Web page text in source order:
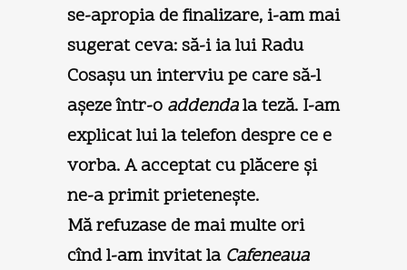
se-apropia de finalizare, i-am mai
sugerat ceva: să-i ia lui Radu
Cosaşu un interviu pe care să-l
aşeze într-o addendala teză. I-am
explicat lui la telefon despre ce e
vorba. A acceptat cu plăcere şi
ne-a primit prieteneşte.
Mă refuzase de mai multe ori
cînd l-am invitat la Cafeneaua